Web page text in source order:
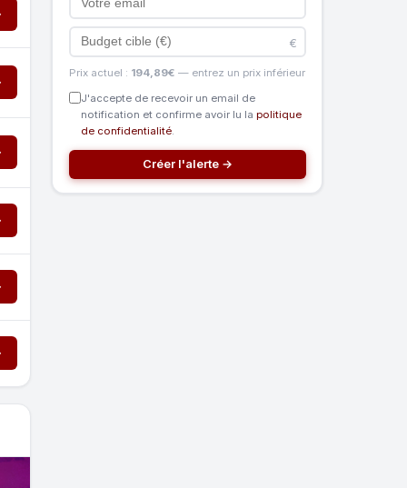
€
Prix actuel : 194,89€ — entrez un prix inférieur
J'accepte de recevoir un email de
notification et confirme avoir lu la politique
de confidentialité.
Créer l'alerte →